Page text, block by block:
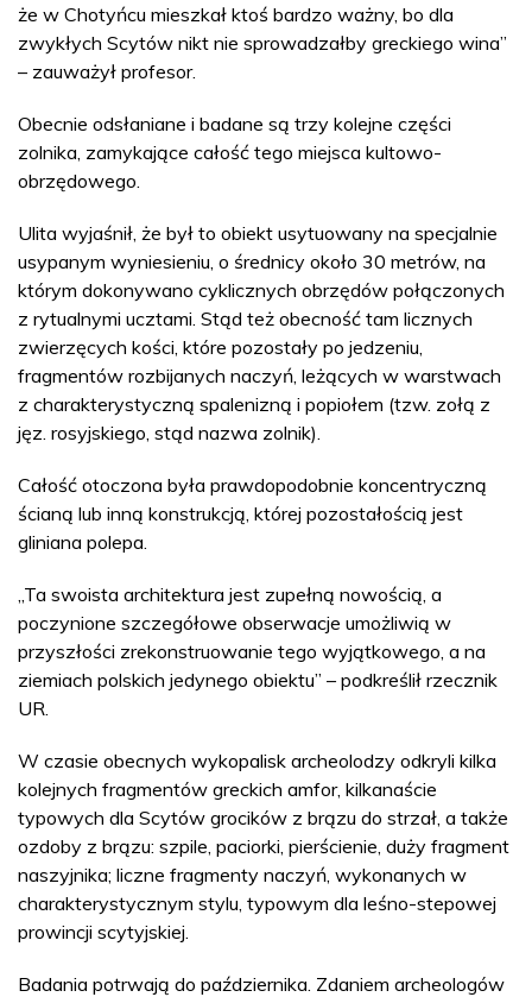
że w Chotyńcu mieszkał ktoś bardzo ważny, bo dla
zwykłych Scytów nikt nie sprowadzałby greckiego wina”
– zauważył profesor.
Obecnie odsłaniane i badane są trzy kolejne części
zolnika, zamykające całość tego miejsca kultowo-
obrzędowego.
Ulita wyjaśnił, że był to obiekt usytuowany na specjalnie
usypanym wyniesieniu, o średnicy około 30 metrów, na
którym dokonywano cyklicznych obrzędów połączonych
z rytualnymi ucztami. Stąd też obecność tam licznych
zwierzęcych kości, które pozostały po jedzeniu,
fragmentów rozbijanych naczyń, leżących w warstwach
z charakterystyczną spalenizną i popiołem (tzw. zołą z
jęz. rosyjskiego, stąd nazwa zolnik).
Całość otoczona była prawdopodobnie koncentryczną
ścianą lub inną konstrukcją, której pozostałością jest
gliniana polepa.
„Ta swoista architektura jest zupełną nowością, a
poczynione szczegółowe obserwacje umożliwią w
przyszłości zrekonstruowanie tego wyjątkowego, a na
ziemiach polskich jedynego obiektu” – podkreślił rzecznik
UR.
W czasie obecnych wykopalisk archeolodzy odkryli kilka
kolejnych fragmentów greckich amfor, kilkanaście
typowych dla Scytów grocików z brązu do strzał, a także
ozdoby z brązu: szpile, paciorki, pierścienie, duży fragment
naszyjnika; liczne fragmenty naczyń, wykonanych w
charakterystycznym stylu, typowym dla leśno-stepowej
prowincji scytyjskiej.
Badania potrwają do października. Zdaniem archeologów